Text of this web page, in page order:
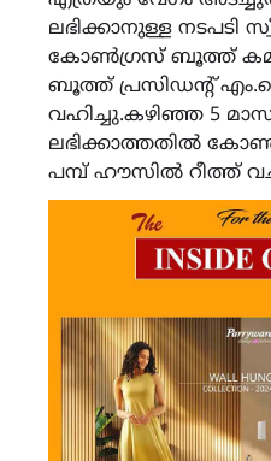
ലഭിക്കാനുള്ള നടപടി
കോൺഗ്രസ് ബൂത്ത്
ബൂത്ത് പ്രസിഡന്റ്
വഹിച്ചു.കഴിഞ്ഞ 5
ലഭിക്കാത്തതിൽ
പമ്പ് ഹൗസിൽ റീത്ത്